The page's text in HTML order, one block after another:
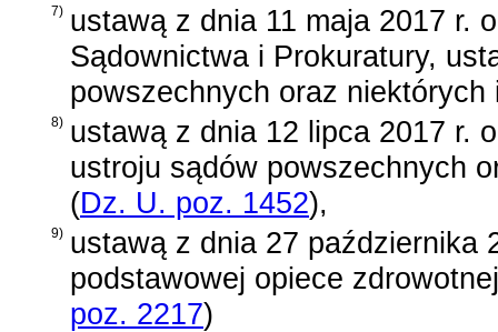
7) ustawą z dnia 11 maja 2017 r.
Sądownictwa i Prokuratury,
powszechnych oraz niektórych
8) ustawą z dnia 12 lipca 2017 r.
ustroju sądów powszechnych
(Dz. U. poz. 1452),
9) ustawą z dnia 27 października
podstawowej opiece zdrowotnej
poz. 2217)